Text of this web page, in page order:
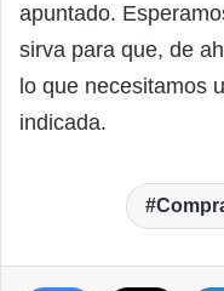
apuntado.
sirva para que, de
lo que necesitamos
indicada.